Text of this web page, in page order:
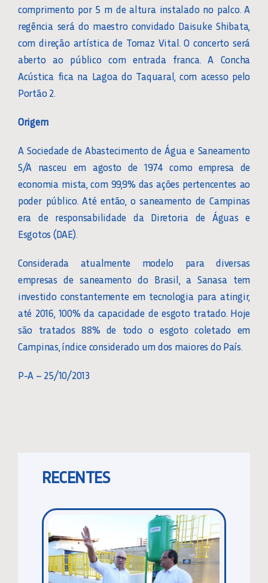
comprimento por 5 m de altura instalado no palco. A
regência será do maestro convidado Daisuke Shibata,
com direção artística de Tomaz Vital. O concerto será
aberto ao público com entrada franca. A Concha
Acústica fica na Lagoa do Taquaral, com acesso pelo
Portão 2.
Origem
A Sociedade de Abastecimento de Água e Saneamento
S/A nasceu em agosto de 1974 como empresa de
economia mista, com 99,9% das ações pertencentes ao
poder público. Até então, o saneamento de Campinas
era de responsabilidade da Diretoria de Águas e
Esgotos (DAE).
Considerada atualmente modelo para diversas
empresas de saneamento do Brasil, a Sanasa tem
investido constantemente em tecnologia para atingir,
até 2016, 100% da capacidade de esgoto tratado. Hoje
são tratados 88% de todo o esgoto coletado em
Campinas, índice considerado um dos maiores do País.
P-A – 25/10/2013
RECENTES